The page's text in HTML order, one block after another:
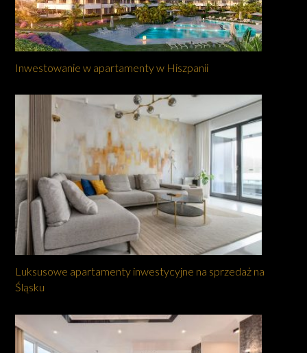
Inwestowanie w apartamenty w Hiszpanii
Luksusowe apartamenty inwestycyjne na sprzedaż na
Śląsku